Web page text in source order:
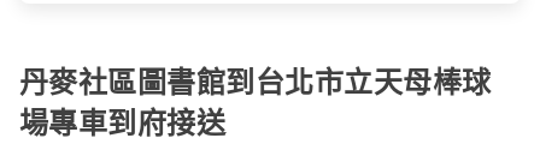
丹麥社區圖書館到台北市立天母棒球
場專車到府接送